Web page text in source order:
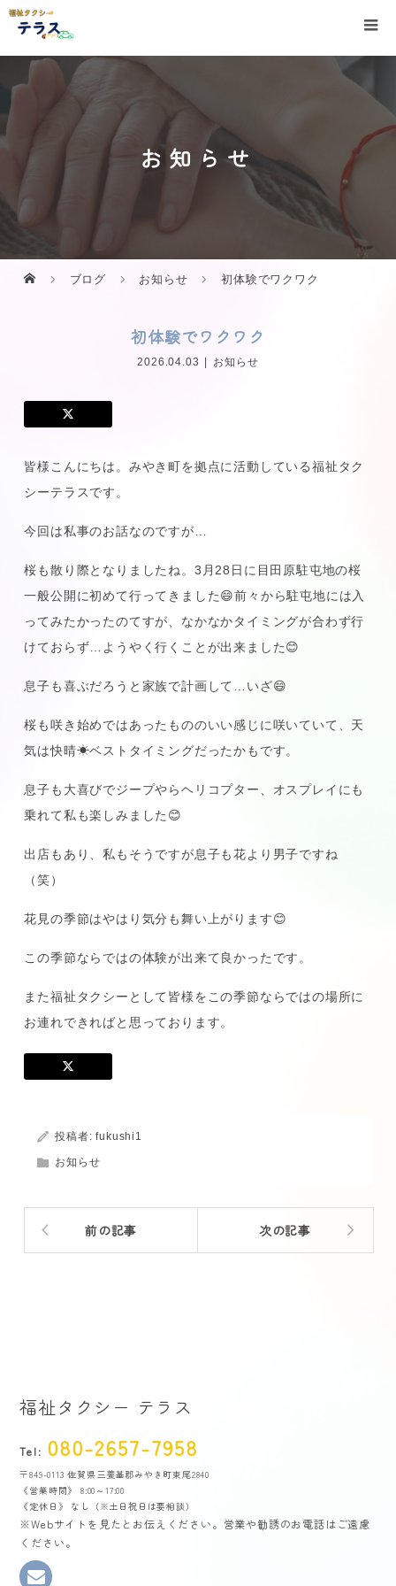
お知らせ
ブログ お知らせ 初体験でワクワク
初体験でワクワク
2026.04.03 お知らせ
皆様こんにちは。みやき町を拠点に活動している福祉タク
シーテラスです。
今回は私事のお話なのですが…
桜も散り際となりましたね。3月28日に目田原駐屯地の桜
一般公開に初めて行ってきました😄前々から駐屯地には入
ってみたかったのてすが、なかなかタイミングが合わず行
けておらず…ようやく行くことが出来ました😊
息子も喜ぶだろうと家族で計画して…いざ😄
桜も咲き始めではあったもののいい感じに咲いていて、天
気は快晴☀ベストタイミングだったかもです。
息子も大喜びでジープやらヘリコプター、オスプレイにも
乗れて私も楽しみました😊
出店もあり、私もそうですが息子も花より男子ですね
（笑）
花見の季節はやはり気分も舞い上がります😊
この季節ならではの体験が出来て良かったです。
また福祉タクシーとして皆様をこの季節ならではの場所に
お連れできればと思っております。
投稿者:fukushi1
お知らせ
前の記事 次の記事
福祉タクシー テラス
Tel: 080-2657-7958
〒849-0113 佐賀県三養基郡みやき町東尾2840
《営業時間》 8:00～17:00
《定休日》 なし（※土日祝日は要相談）
※Webサイトを見たとお伝えください。営業や勧誘のお電話はご遠慮
ください。